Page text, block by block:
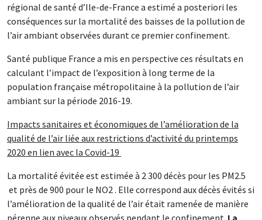
régional de santé d’Ile-de-France a estimé a posteriori les
conséquences sur la mortalité des baisses de la pollution de
l’air ambiant observées durant ce premier confinement.
Santé publique France a mis en perspective ces résultats en
calculant l’impact de l’exposition à long terme de la
population française métropolitaine à la pollution de l’air
ambiant sur la période 2016-19.
Impacts sanitaires et économiques de l’amélioration de la
qualité de l’air liée aux restrictions d’activité du printemps
2020 en lien avec la Covid-19
La mortalité évitée est estimée à 2 300 décès pour les PM2.5
et près de 900 pour le NO2 . Elle correspond aux décès évités si
l’amélioration de la qualité de l’air était ramenée de manière
pérenne aux niveaux observés pendant le confinement. La